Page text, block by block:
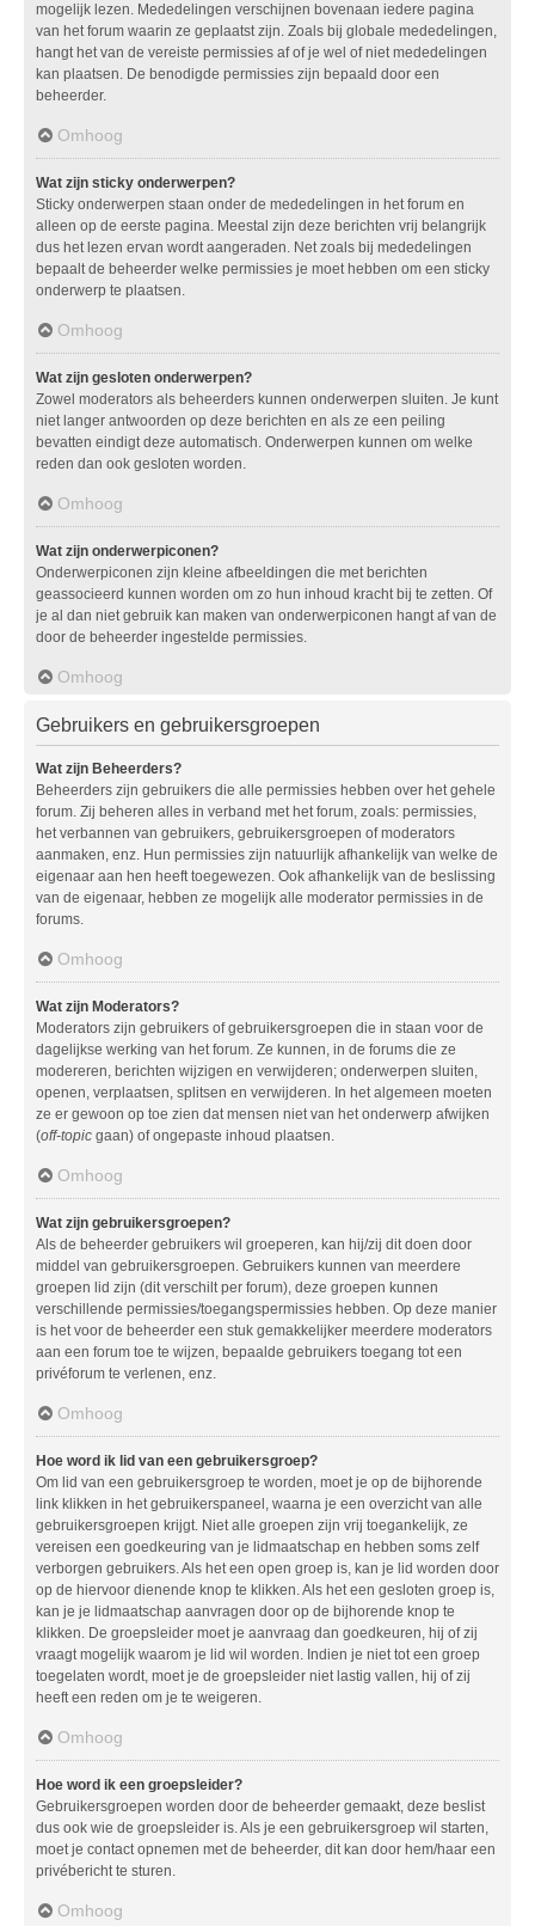
mogelijk lezen. Mededelingen verschijnen bovenaan iedere pagina
van het forum waarin ze geplaatst zijn. Zoals bij globale mededelingen,
hangt het van de vereiste permissies af of je wel of niet mededelingen
kan plaatsen. De benodigde permissies zijn bepaald door een
beheerder.
Omhoog
Wat zijn sticky onderwerpen?
Sticky onderwerpen staan onder de mededelingen in het forum en
alleen op de eerste pagina. Meestal zijn deze berichten vrij belangrijk
dus het lezen ervan wordt aangeraden. Net zoals bij mededelingen
bepaalt de beheerder welke permissies je moet hebben om een sticky
onderwerp te plaatsen.
Omhoog
Wat zijn gesloten onderwerpen?
Zowel moderators als beheerders kunnen onderwerpen sluiten. Je kunt
niet langer antwoorden op deze berichten en als ze een peiling
bevatten eindigt deze automatisch. Onderwerpen kunnen om welke
reden dan ook gesloten worden.
Omhoog
Wat zijn onderwerpiconen?
Onderwerpiconen zijn kleine afbeeldingen die met berichten
geassocieerd kunnen worden om zo hun inhoud kracht bij te zetten. Of
je al dan niet gebruik kan maken van onderwerpiconen hangt af van de
door de beheerder ingestelde permissies.
Omhoog
Gebruikers en gebruikersgroepen
Wat zijn Beheerders?
Beheerders zijn gebruikers die alle permissies hebben over het gehele
forum. Zij beheren alles in verband met het forum, zoals: permissies,
het verbannen van gebruikers, gebruikersgroepen of moderators
aanmaken, enz. Hun permissies zijn natuurlijk afhankelijk van welke de
eigenaar aan hen heeft toegewezen. Ook afhankelijk van de beslissing
van de eigenaar, hebben ze mogelijk alle moderator permissies in de
forums.
Omhoog
Wat zijn Moderators?
Moderators zijn gebruikers of gebruikersgroepen die in staan voor de
dagelijkse werking van het forum. Ze kunnen, in de forums die ze
modereren, berichten wijzigen en verwijderen; onderwerpen sluiten,
openen, verplaatsen, splitsen en verwijderen. In het algemeen moeten
ze er gewoon op toe zien dat mensen niet van het onderwerp afwijken
(off-topic gaan) of ongepaste inhoud plaatsen.
Omhoog
Wat zijn gebruikersgroepen?
Als de beheerder gebruikers wil groeperen, kan hij/zij dit doen door
middel van gebruikersgroepen. Gebruikers kunnen van meerdere
groepen lid zijn (dit verschilt per forum), deze groepen kunnen
verschillende permissies/toegangspermissies hebben. Op deze manier
is het voor de beheerder een stuk gemakkelijker meerdere moderators
aan een forum toe te wijzen, bepaalde gebruikers toegang tot een
privéforum te verlenen, enz.
Omhoog
Hoe word ik lid van een gebruikersgroep?
Om lid van een gebruikersgroep te worden, moet je op de bijhorende
link klikken in het gebruikerspaneel, waarna je een overzicht van alle
gebruikersgroepen krijgt. Niet alle groepen zijn vrij toegankelijk, ze
vereisen een goedkeuring van je lidmaatschap en hebben soms zelf
verborgen gebruikers. Als het een open groep is, kan je lid worden door
op de hiervoor dienende knop te klikken. Als het een gesloten groep is,
kan je je lidmaatschap aanvragen door op de bijhorende knop te
klikken. De groepsleider moet je aanvraag dan goedkeuren, hij of zij
vraagt mogelijk waarom je lid wil worden. Indien je niet tot een groep
toegelaten wordt, moet je de groepsleider niet lastig vallen, hij of zij
heeft een reden om je te weigeren.
Omhoog
Hoe word ik een groepsleider?
Gebruikersgroepen worden door de beheerder gemaakt, deze beslist
dus ook wie de groepsleider is. Als je een gebruikersgroep wil starten,
moet je contact opnemen met de beheerder, dit kan door hem/haar een
privébericht te sturen.
Omhoog